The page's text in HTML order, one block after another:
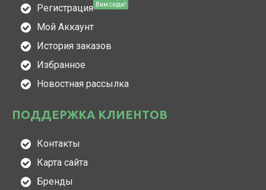
Регистрация Вам сюда!
Мой Аккаунт
История заказов
Избранное
Новостная рассылка
ПОДДЕРЖКА КЛИЕНТОВ
Контакты
Карта сайта
Бренды